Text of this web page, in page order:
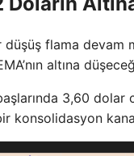
düşüş flama
altına
3,60